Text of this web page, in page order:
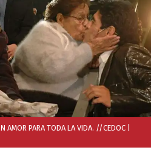
AMOR PARA TODA LA VIDA. //CEDOC